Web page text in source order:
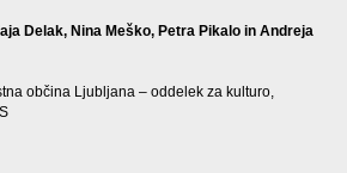
Delak, Nina Meško, Petra Pikalo in Andreja
občina Ljubljana – oddelek za kulturo,